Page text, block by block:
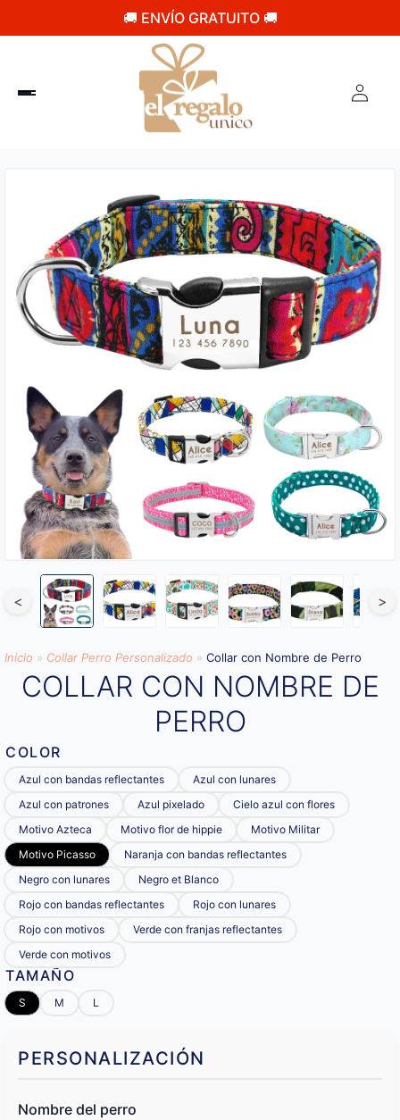
🚚 ENVÍO GRATUITO 🚚
< >
Inicio » Collar Perro Personalizado » Collar con Nombre de Perro
COLLAR CON NOMBRE DE
PERRO
COLOR
Azul con bandas reflectantes
Azul con lunares
Azul con patrones
Azul pixelado
Cielo azul con flores
Motivo Azteca
Motivo flor de hippie
Motivo Militar
Motivo Picasso
Naranja con bandas reflectantes
Negro con lunares
Negro et Blanco
Rojo con bandas reflectantes
Rojo con lunares
Rojo con motivos
Verde con franjas reflectantes
Verde con motivos
TAMAÑO
S M L
PERSONALIZACIÓN
Nombre del perro